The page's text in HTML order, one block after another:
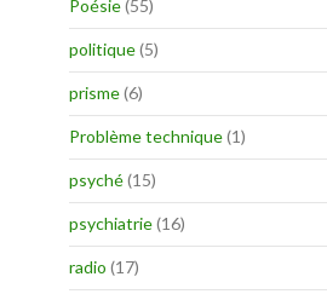
Poésie(55)
politique(5)
prisme(6)
Problème technique(1)
psyché(15)
psychiatrie(16)
radio (17)